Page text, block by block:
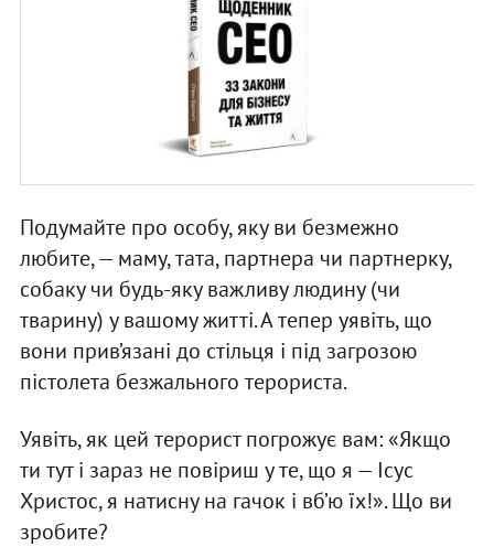
Подумайте про особу, яку ви безмежно
любите, — маму, тата, партнера чи партнерку,
собаку чи будь-яку важливу людину (чи
тварину) у вашому житті. А тепер уявіть, що
вони прив’язані до стільця і під загрозою
пістолета безжального терориста.
Уявіть, як цей терорист погрожує вам: «Якщо
ти тут і зараз не повіриш у те, що я — Ісус
Христос, я натисну на гачок і вб’ю їх!». Що ви
зробите?